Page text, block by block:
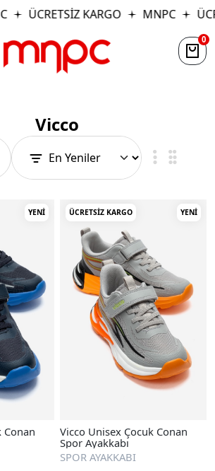
KARGO MNPC ÜCRETSİZ
0
Vicco
YENI
Conan
ÜCRETSIZ KARGO YENI
Vicco Unisex Çocuk Conan
Spor Ayakkabı
SPOR AYAKKABI